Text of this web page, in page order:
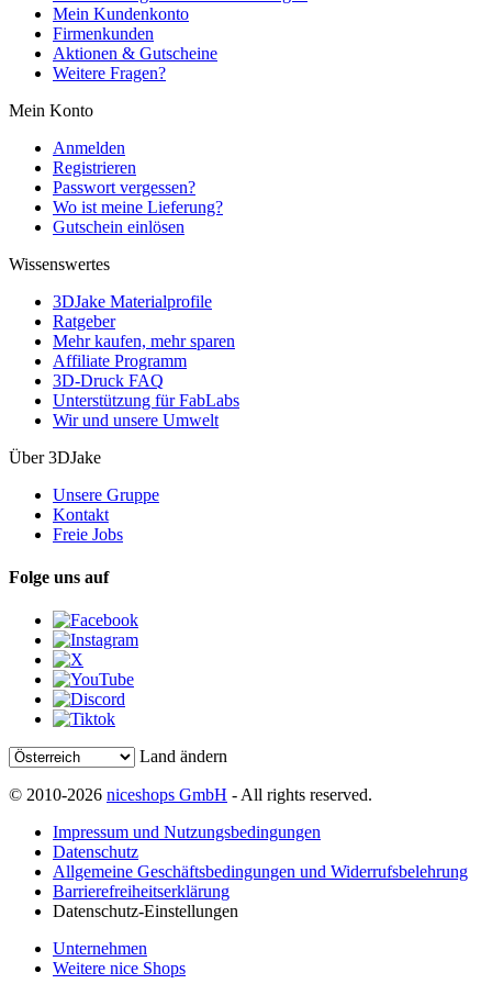
Mein Kundenkonto
Firmenkunden
Aktionen & Gutscheine
Weitere Fragen?
Mein Konto
Anmelden
Registrieren
Passwort vergessen?
Wo ist meine Lieferung?
Gutschein einlösen
Wissenswertes
3DJake Materialprofile
Ratgeber
Mehr kaufen, mehr sparen
Affiliate Programm
3D-Druck FAQ
Unterstützung für FabLabs
Wir und unsere Umwelt
Über 3DJake
Unsere Gruppe
Kontakt
Freie Jobs
Folge uns auf
Land ändern
© 2010-2026 niceshops GmbH - All rights reserved.
Impressum und Nutzungsbedingungen
Datenschutz
Allgemeine Geschäftsbedingungen und Widerrufsbelehrung
Barrierefreiheitserklärung
Datenschutz-Einstellungen
Unternehmen
Weitere nice Shops